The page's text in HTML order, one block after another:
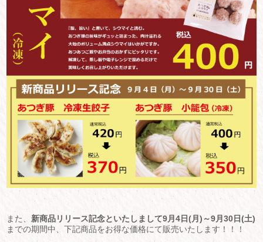
また、 新商品リリース記念といたしまして9月4日(月)～9月30日(土)
までの期間中、下記商品をお得な価格にて販売いたします！！！